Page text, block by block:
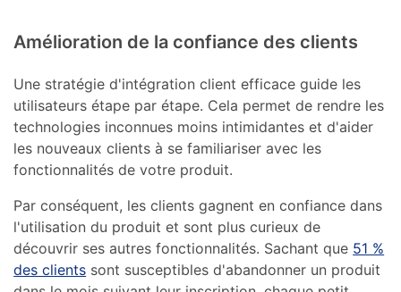
Amélioration de la confiance des clients
Une stratégie d'intégration client efficace guide les
utilisateurs étape par étape. Cela permet de rendre les
technologies inconnues moins intimidantes et d'aider
les nouveaux clients à se familiariser avec les
fonctionnalités de votre produit.
Par conséquent, les clients gagnent en confiance dans
l'utilisation du produit et sont plus curieux de
découvrir ses autres fonctionnalités. Sachant que 51 %
des clients sont susceptibles d'abandonner un produit